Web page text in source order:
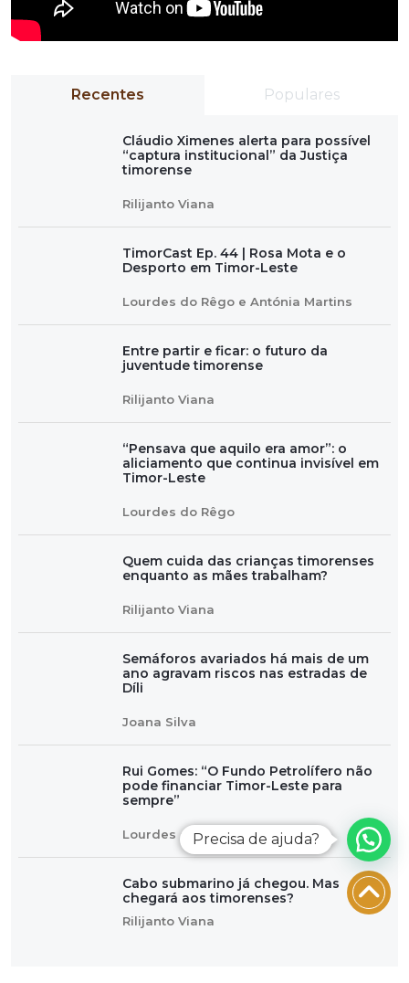
Recentes Populares
Cláudio Ximenes alerta para possível
“captura institucional” da Justiça
timorense
Rilijanto Viana
TimorCast Ep. 44 | Rosa Mota e o
Desporto em Timor-Leste
Lourdes do Rêgo e Antónia Martins
Entre partir e ficar: o futuro da
juventude timorense
Rilijanto Viana
“Pensava que aquilo era amor”: o
aliciamento que continua invisível em
Timor-Leste
Lourdes do Rêgo
Quem cuida das crianças timorenses
enquanto as mães trabalham?
Rilijanto Viana
Semáforos avariados há mais de um
ano agravam riscos nas estradas de
Díli
Joana Silva
Rui Gomes: “O Fundo Petrolífero não
pode financiar Timor-Leste para
sempre”
Lourdes do Rêgo
Cabo submarino já chegou. Mas
chegará aos timorenses?
Rilijanto Viana
Precisa de ajuda?